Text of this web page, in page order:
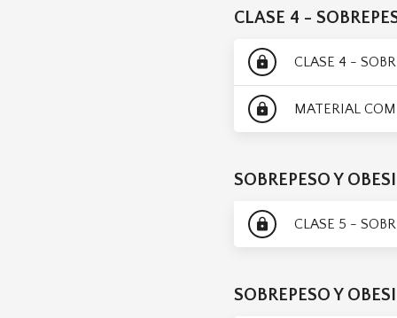
CLASE 4 -
lock CLASE 4 -
lock MATERIAL
SOBREPESO Y
lock CLASE 5 -
SOBREPESO Y